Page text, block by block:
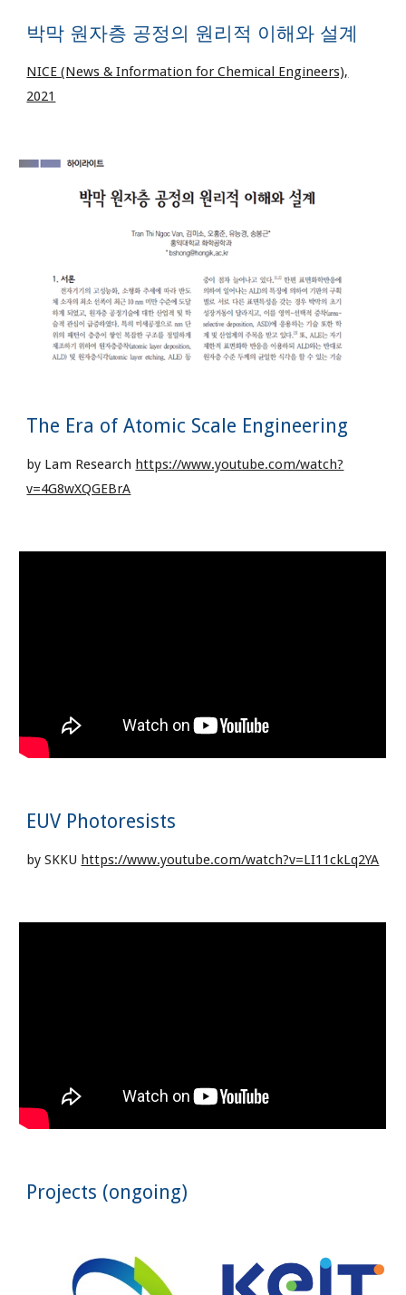
박막 원자층 공정의 원리적 이해와 설계
NICE (News & Information for Chemical Engineers),
2021
The Era of Atomic Scale Engineering
by Lam Research https://www.youtube.com/watch?
v=4G8wXQGEBrA
EUV Photoresists
by SKKU https://www.youtube.com/watch?v=LI11ckLq2YA
Projects (ongoing)